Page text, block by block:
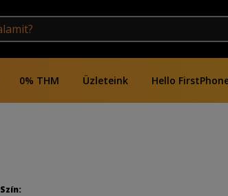
0% THM Üzleteink Hello
Szín: